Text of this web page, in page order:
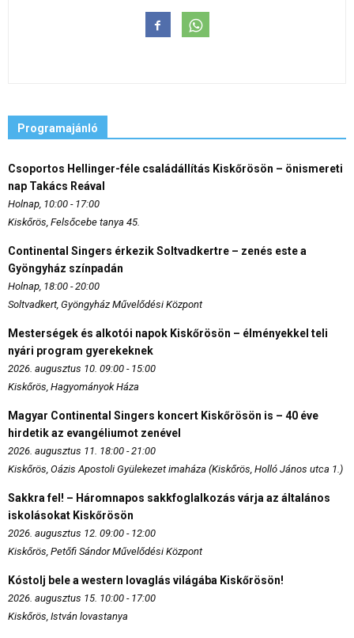
Programajánló
Csoportos Hellinger-féle családállítás Kiskőrösön – önismereti
nap Takács Reával
Holnap, 10:00 - 17:00
Kiskőrös, Felsőcebe tanya 45.
Continental Singers érkezik Soltvadkertre – zenés este a
Gyöngyház színpadán
Holnap, 18:00 - 20:00
Soltvadkert, Gyöngyház Művelődési Központ
Mesterségek és alkotói napok Kiskőrösön – élményekkel teli
nyári program gyerekeknek
2026. augusztus 10. 09:00 - 15:00
Kiskőrös, Hagyományok Háza
Magyar Continental Singers koncert Kiskőrösön is – 40 éve
hirdetik az evangéliumot zenével
2026. augusztus 11. 18:00 - 21:00
Kiskőrös, Oázis Apostoli Gyülekezet imaháza (Kiskőrös, Holló János utca 1.)
Sakkra fel! – Háromnapos sakkfoglalkozás várja az általános
iskolásokat Kiskőrösön
2026. augusztus 12. 09:00 - 12:00
Kiskőrös, Petőfi Sándor Művelődési Központ
Kóstolj bele a western lovaglás világába Kiskőrösön!
2026. augusztus 15. 10:00 - 17:00
Kiskőrös, István lovastanya